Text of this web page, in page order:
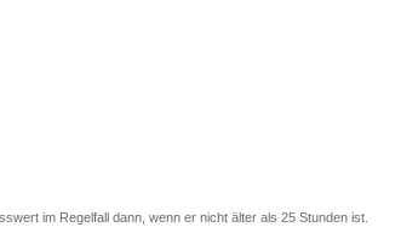
im Regelfall dann, wenn er nicht älter als 25 Stunden ist.